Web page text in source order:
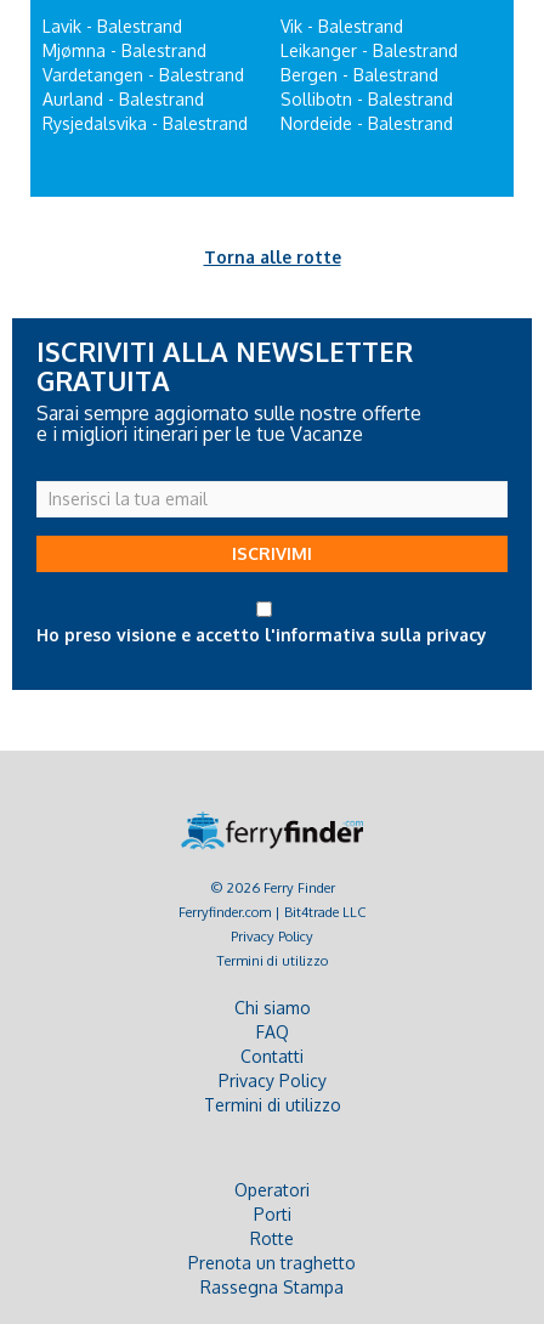
Lavik - Balestrand
Mjømna - Balestrand
Vardetangen - Balestrand
Aurland - Balestrand
Rysjedalsvika - Balestrand
Vik - Balestrand
Leikanger - Balestrand
Bergen - Balestrand
Sollibotn - Balestrand
Nordeide - Balestrand
Torna alle rotte
ISCRIVITI ALLA NEWSLETTER
GRATUITA
Sarai sempre aggiornato sulle nostre offerte
e i migliori itinerari per le tue Vacanze
Inserisci
la
tua
ISCRIVIMI
Ho preso visione e accetto l'informativa sulla privacy
© 2026 Ferry Finder
Ferryfinder.com | Bit4trade LLC
Privacy Policy
Termini di utilizzo
Chi siamo
FAQ
Contatti
Privacy Policy
Termini di utilizzo
Operatori
Porti
Rotte
Prenota un traghetto
Rassegna Stampa